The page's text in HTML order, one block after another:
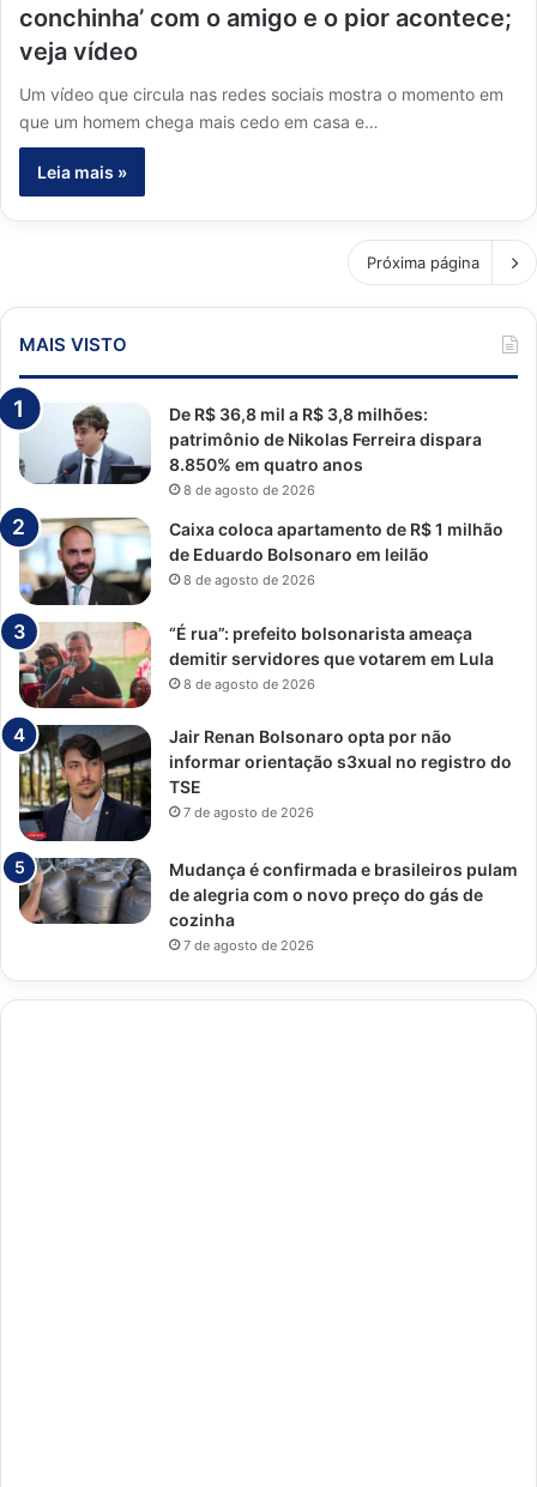
conchinha’ com o amigo e o pior acontece;
veja vídeo
Um vídeo que circula nas redes sociais mostra o momento em
que um homem chega mais cedo em casa e…
Leia mais »
Próxima página
MAIS VISTO
De R$ 36,8 mil a R$ 3,8 milhões:
patrimônio de Nikolas Ferreira dispara
8.850% em quatro anos
8 de agosto de 2026
Caixa coloca apartamento de R$ 1 milhão
de Eduardo Bolsonaro em leilão
8 de agosto de 2026
“É rua”: prefeito bolsonarista ameaça
demitir servidores que votarem em Lula
8 de agosto de 2026
Jair Renan Bolsonaro opta por não
informar orientação s3xual no registro do
TSE
7 de agosto de 2026
Mudança é confirmada e brasileiros pulam
de alegria com o novo preço do gás de
cozinha
7 de agosto de 2026